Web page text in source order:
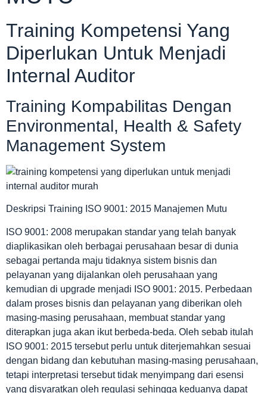
Training Kompetensi Yang
Diperlukan Untuk Menjadi
Internal Auditor
Training Kompabilitas Dengan
Environmental, Health & Safety
Management System
Deskripsi Training ISO 9001: 2015 Manajemen Mutu
ISO 9001: 2008 merupakan standar yang telah banyak
diaplikasikan oleh berbagai perusahaan besar di dunia
sebagai pertanda maju tidaknya sistem bisnis dan
pelayanan yang dijalankan oleh perusahaan yang
kemudian di upgrade menjadi ISO 9001: 2015. Perbedaan
dalam proses bisnis dan pelayanan yang diberikan oleh
masing-masing perusahaan, membuat standar yang
diterapkan juga akan ikut berbeda-beda. Oleh sebab itulah
ISO 9001: 2015 tersebut perlu untuk diterjemahkan sesuai
dengan bidang dan kebutuhan masing-masing perusahaan,
tetapi interpretasi tersebut tidak menyimpang dari esensi
yang disyaratkan oleh regulasi sehingga keduanya dapat